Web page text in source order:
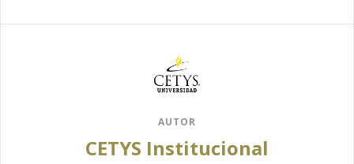
AUTOR
CETYS Institucional